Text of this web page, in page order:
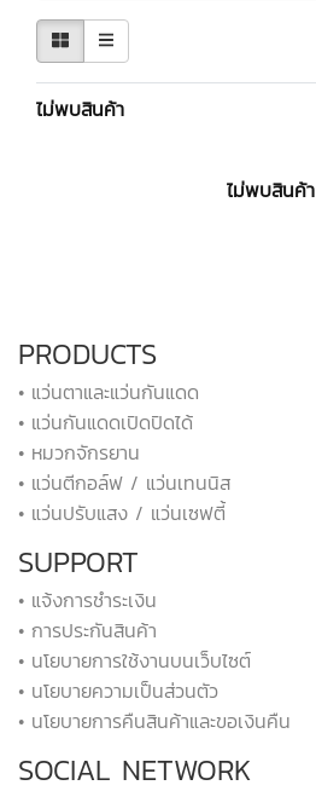
ไม่พบสินค้า
ไม่พบสินค้า
PRODUCTS
• แว่นตาและแว่นกันแดด
• แว่นกันแดดเปิดปิดได้
• หมวกจักรยาน
• แว่นตีกอล์ฟ / แว่นเทนนิส
• แว่นปรับแสง / แว่นเซฟตี้
SUPPORT
• แจ้งการชำระเงิน
• การประกันสินค้า
• นโยบายการใช้งานบนเว็บไซต์
• นโยบายความเป็นส่วนตัว
• นโยบายการคืนสินค้าและขอเงินคืน
SOCIAL NETWORK